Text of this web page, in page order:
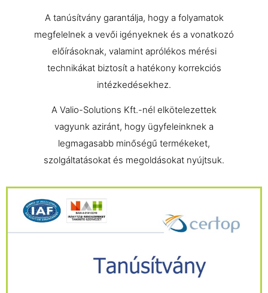
A tanúsítvány garantálja, hogy a folyamatok
megfelelnek a vevői igényeknek és a vonatkozó
előírásoknak, valamint aprólékos mérési
technikákat biztosít a hatékony korrekciós
intézkedésekhez.
A Valio-Solutions Kft.-nél elkötelezettek
vagyunk aziránt, hogy ügyfeleinknek a
legmagasabb minőségű termékeket,
szolgáltatásokat és megoldásokat nyújtsuk.